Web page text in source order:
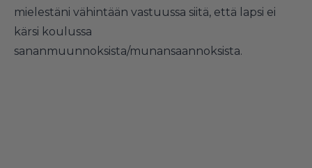
mielestäni vähintään vastuussa siitä, että lapsi ei
kärsi koulussa
sananmuunnoksista/munansaannoksista.